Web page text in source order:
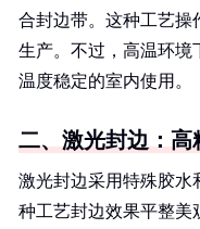
合封边带。这种工艺操
生产。不过，高温环境
温度稳定的室内使用。
二、激光封边：高
激光封边采用特殊胶水
种工艺封边效果平整美